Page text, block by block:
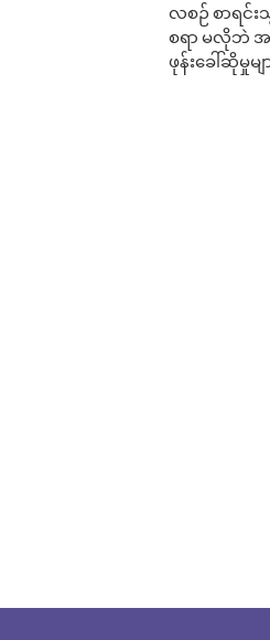
လစဉ် စာရင်း
စရာ မလိုဘဲ အ
ဖုန်းခေါ်ဆိုမှု